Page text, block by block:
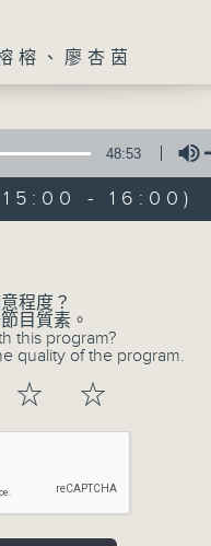
陳浩源、馮榕榕、
啟港識新角度！
榕、廖杏茵
48:53
- 16:00)
程度？
目質素。
this program?
quality of the program.
☆ ☆